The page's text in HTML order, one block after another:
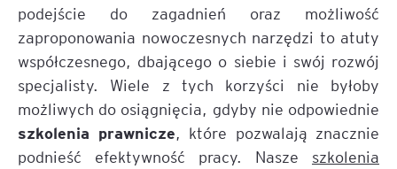
podejście do zagadnień oraz możliwość
zaproponowania nowoczesnych narzędzi to atuty
współczesnego, dbającego o siebie i swój rozwój
specjalisty. Wiele z tych korzyści nie byłoby
możliwych do osiągnięcia, gdyby nie odpowiednie
szkolenia prawnicze, które pozwalają znacznie
podnieść efektywność pracy. Nasze szkolenia